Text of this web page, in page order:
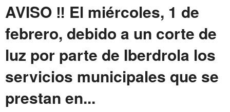
AVISO ‼️ El miércoles, 1 de
febrero, debido a un corte de
luz por parte de Iberdrola los
servicios municipales que se
prestan en...